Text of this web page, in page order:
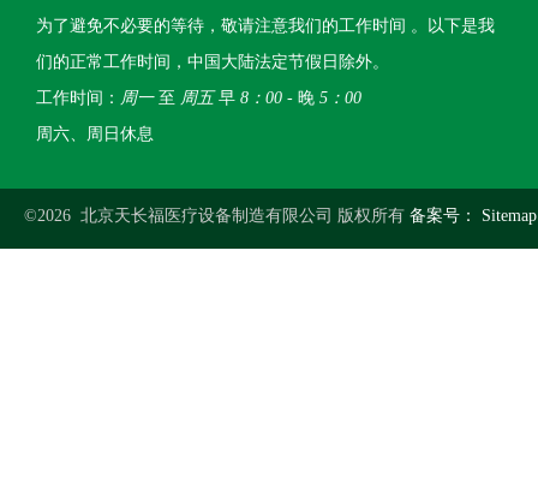
为了避免不必要的等待，敬请注意我们的工作时间 。以下是我
们的正常工作时间，中国大陆法定节假日除外。
工作时间： 周一至 周五早 8：00 - 晚 5：00
周六、周日休息
©2026 北京天长福医疗设备制造有限公司 版权所有 备案号：